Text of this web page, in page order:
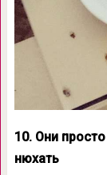
10. Они
нюхать